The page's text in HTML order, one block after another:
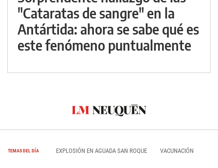
"Cataratas de sangre" en la
Antártida: ahora se sabe qué es
este fenómeno puntualmente
TEMAS DEL DÍA EXPLOSIÓN EN AGUADA SAN ROQUE VACUNACIÓN